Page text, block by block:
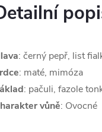
: černý pepř, list
: maté, mimóza
: pačuli, fazole
vůně: Ovocné